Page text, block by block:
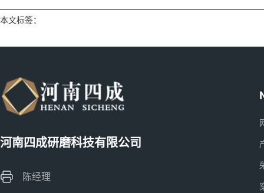
本文标签：
河南四成研磨科技有限公司
陈经理